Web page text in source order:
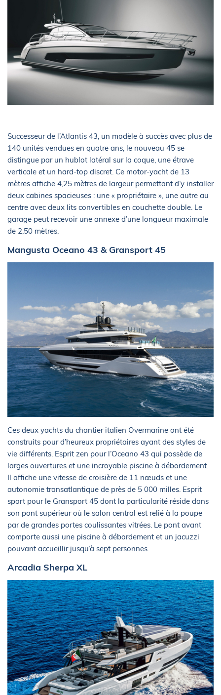
Successeur de l’Atlantis 43, un modèle à succès avec plus de
140 unités vendues en quatre ans, le nouveau 45 se
distingue par un hublot latéral sur la coque, une étrave
verticale et un hard-top discret. Ce motor-yacht de 13
mètres affiche 4,25 mètres de largeur permettant d’y installer
deux cabines spacieuses : une « propriétaire », une autre au
centre avec deux lits convertibles en couchette double. Le
garage peut recevoir une annexe d’une longueur maximale
de 2,50 mètres.
Mangusta Oceano 43 & Gransport 45
Ces deux yachts du chantier italien Overmarine ont été
construits pour d’heureux propriétaires ayant des styles de
vie différents. Esprit zen pour l’Oceano 43 qui possède de
larges ouvertures et une incroyable piscine à débordement.
Il affiche une vitesse de croisière de 11 nœuds et une
autonomie transatlantique de près de 5 000 milles. Esprit
sport pour le Gransport 45 dont la particularité réside dans
son pont supérieur où le salon central est relié à la poupe
par de grandes portes coulissantes vitrées. Le pont avant
comporte aussi une piscine à débordement et un jacuzzi
pouvant accueillir jusqu’à sept personnes.
Arcadia Sherpa XL